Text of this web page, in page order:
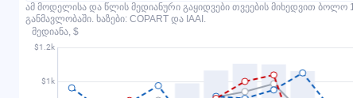
ამ მოდელისა და წლის მედიანური გაყიდვები თვეების მიხედვით ბოლო
განმავლობაში. ხაზები: COPART და IAAI.
მედიანა, $